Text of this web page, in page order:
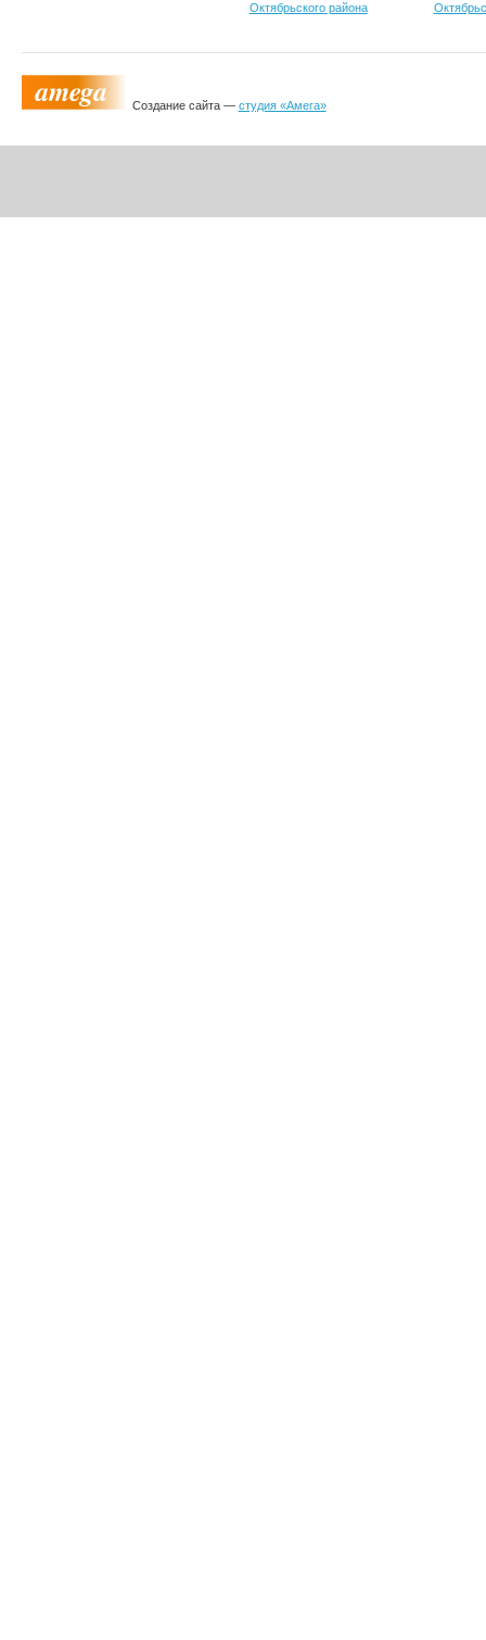
Октябрьского района
Создание сайта — студия «Амега»